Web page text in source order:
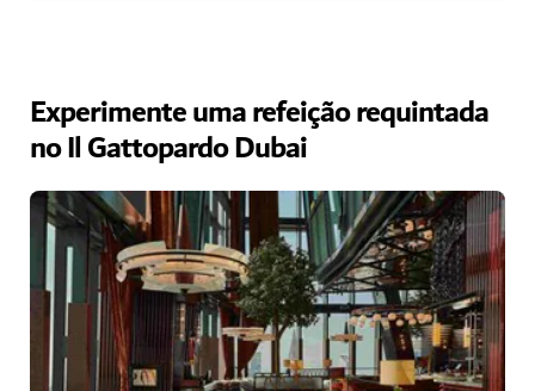
Experimente uma refeição requintada
no Il Gattopardo Dubai